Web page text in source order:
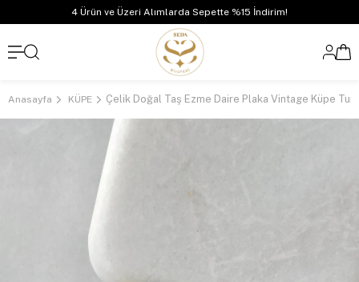
4 Ürün ve Üzeri Alımlarda Sepette %15 İndirim!
Anasayfa KÜPE